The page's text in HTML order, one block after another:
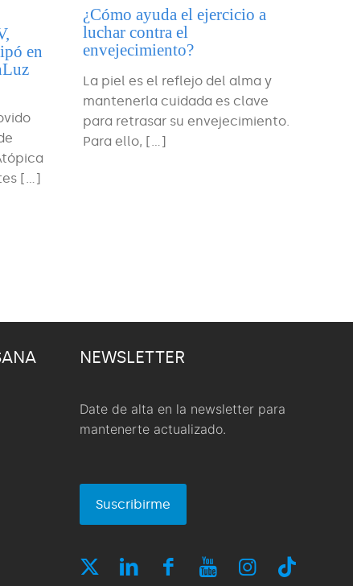
en
[…]
¿Cómo ayuda el ejercicio a
luchar contra el
envejecimiento?
La piel es el reflejo del alma y
mantenerla cuidada es clave
para retrasar su envejecimiento.
Para ello, […]
NEWSLETTER
Date de alta en la newsletter para
mantenerte actualizado.
Suscribirme